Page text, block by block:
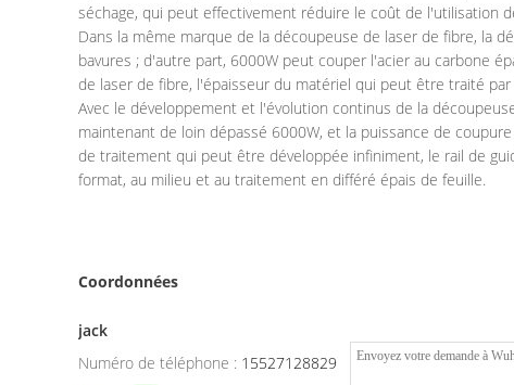
séchage, qui peut effectivement réduire le coût de l'utilisation
Dans la même marque de la découpeuse de laser de fibre, la
bavures ; d'autre part, 6000W peut couper l'acier au carbone
de laser de fibre, l'épaisseur du matériel qui peut être traité
Avec le développement et l'évolution continus de la
maintenant de loin dépassé 6000W, et la puissance de
de traitement qui peut être développée infiniment, le rail de
format, au milieu et au traitement en différé épais de feuille.
Coordonnées
jack
Numéro de téléphone : 15527128829